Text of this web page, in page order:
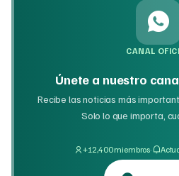
CANAL
Únete a nuestro
Recibe las noticias más
Solo lo que importa,
+12,400 miembros·